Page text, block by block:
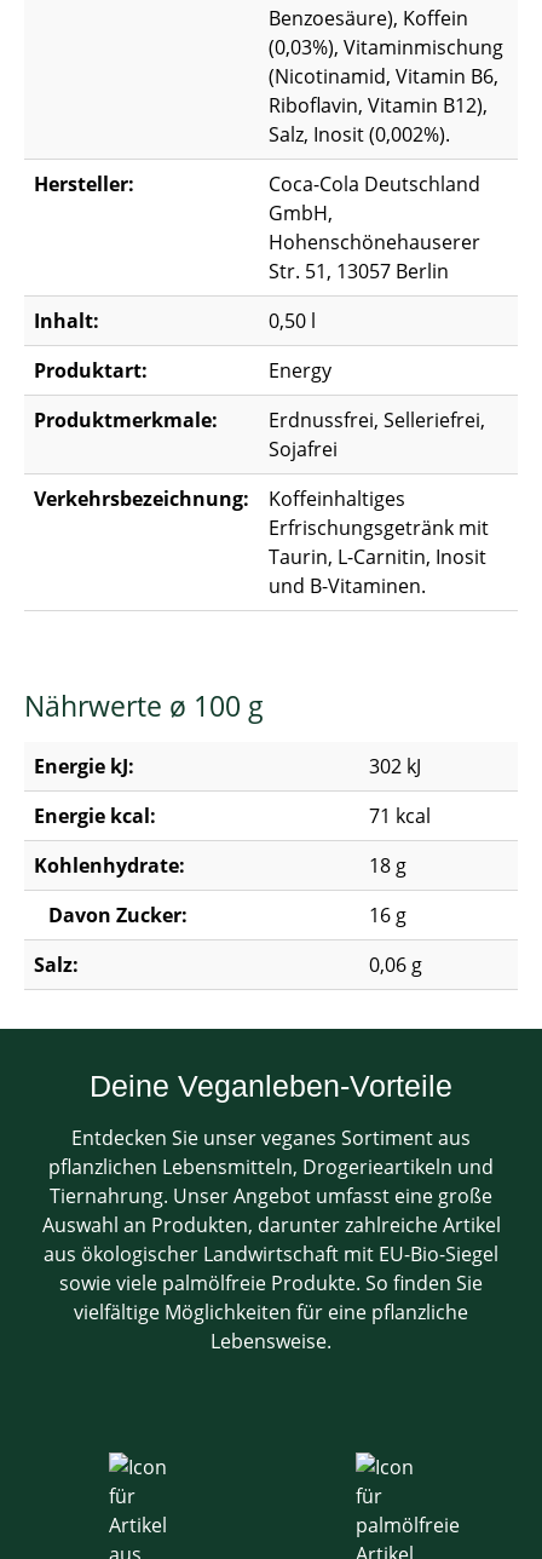
Benzoesäure), Koffein
(0,03%), Vitaminmischung
(Nicotinamid, Vitamin B6,
Riboflavin, Vitamin B12),
Salz, Inosit (0,002%).
Hersteller:
Coca-Cola Deutschland
GmbH,
Hohenschönehauserer
Str. 51, 13057 Berlin
Inhalt:
0,50 l
Produktart:
Energy
Produktmerkmale:
Erdnussfrei, Selleriefrei,
Sojafrei
Verkehrsbezeichnung:
Koffeinhaltiges
Erfrischungsgetränk mit
Taurin, L-Carnitin, Inosit
und B-Vitaminen.
Nährwerte ø 100 g
Energie kJ:
302 kJ
Energie kcal:
71 kcal
Kohlenhydrate:
18 g
Davon Zucker:
16 g
Salz:
0,06 g
Deine Veganleben-Vorteile
Entdecken Sie unser veganes Sortiment aus
pflanzlichen Lebensmitteln, Drogerieartikeln und
Tiernahrung. Unser Angebot umfasst eine große
Auswahl an Produkten, darunter zahlreiche Artikel
aus ökologischer Landwirtschaft mit EU-Bio-Siegel
sowie viele palmölfreie Produkte. So finden Sie
vielfältige Möglichkeiten für eine pflanzliche
Lebensweise.